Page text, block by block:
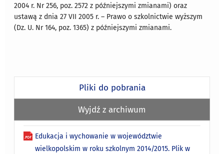
2004 r. Nr 256, poz. 2572 z późniejszymi zmianami) oraz
ustawą z dnia 27 VII 2005 r. – Prawo o szkolnictwie wyższym
(Dz. U. Nr 164, poz. 1365) z późniejszymi zmianami.
Pliki do pobrania
Wyjdź z archiwum
Edukacja i wychowanie w województwie
wielkopolskim w roku szkolnym 2014/2015. Plik w